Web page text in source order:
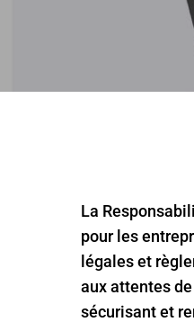
La
pour les
légales et
aux attentes
sécurisant et